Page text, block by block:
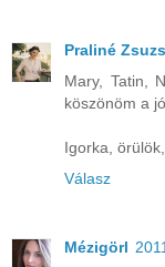
Praliné
Mary, Tatin,
köszönöm a
Igorka,
Válasz
Mézigörl